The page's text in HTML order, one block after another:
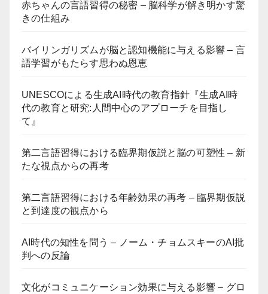
赤ちゃんの言語習得の秘密 – 脳科学が解き明かす驚
きの仕組み
バイリンガリズムが脳と認知機能に与える影響 – 言
語学習がもたらす思わぬ恩恵
UNESCOによる生成AI時代の教育指針『生成AI時
代の教育と研究:人間中心のアプローチを目指し
て』
第二言語習得における臨界期仮説と脳の可塑性 – 新
たな視点からの再考
第二言語習得における年齢効果の再考 – 臨界期仮説
と到達度の観点から
AI時代の知性を問う – ノーム・チョムスキーのAI批
判への反論
文化がコミュニケーション効果に与える影響 – グロ